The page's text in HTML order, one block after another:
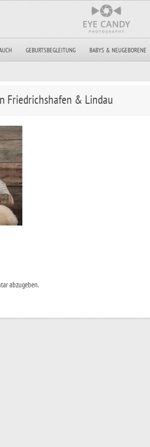
GEBURTSBEGLEITUNG BABYS & NEUGEBORENE
Friedrichshafen & Lindau
abzugeben.